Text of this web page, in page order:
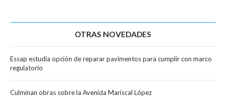
OTRAS NOVEDADES
Essap estudia opción de reparar pavimentos para cumplir con marco
regulatorio
Culminan obras sobre la Avenida Mariscal López